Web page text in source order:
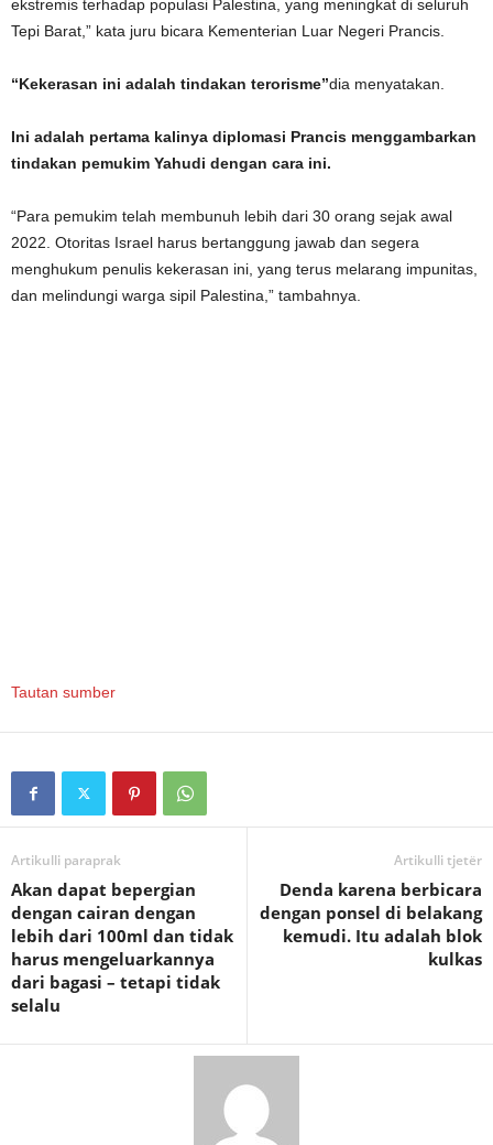
ekstremis terhadap populasi Palestina, yang meningkat di seluruh
Tepi Barat,” kata juru bicara Kementerian Luar Negeri Prancis.
“Kekerasan ini adalah tindakan terorisme”dia menyatakan.
Ini adalah pertama kalinya diplomasi Prancis menggambarkan
tindakan pemukim Yahudi dengan cara ini.
“Para pemukim telah membunuh lebih dari 30 orang sejak awal
2022. Otoritas Israel harus bertanggung jawab dan segera
menghukum penulis kekerasan ini, yang terus melarang impunitas,
dan melindungi warga sipil Palestina,” tambahnya.
Tautan sumber
Artikulli paraprak
Akan dapat bepergian
dengan cairan dengan
lebih dari 100ml dan tidak
harus mengeluarkannya
dari bagasi – tetapi tidak
selalu
Artikulli tjetër
Denda karena berbicara
dengan ponsel di belakang
kemudi. Itu adalah blok
kulkas